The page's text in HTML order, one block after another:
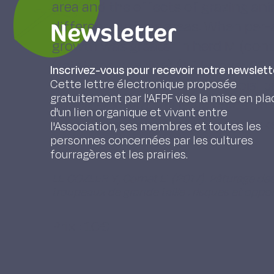
area and the effects of grazing
different surface areas. When
growth was greater in herd M
(rotational grazing) (+8 kg over 20
animal activity, and animal social
conclusion, grazing large herds
long as certain precautions are
LE COZLER Y., Cornet E. (2017). Pâturage
troupeaux de grande taille : risques et
Newsletter
Inscrivez-vous pour recevoir notre
Cette lettre électronique proposée
gratuitement par l'AFPF vise la mise en
d'un lien organique et vivant entre
l'Association, ses membres et toutes les
personnes concernées par les cultures
fourragères et les prairies.